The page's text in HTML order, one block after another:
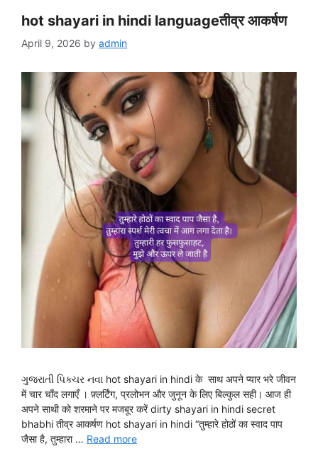
hot shayari in hindi languageतीव्र आकर्षण
April 9, 2026 by admin
ગુજરાતી પિક્ચર નવા hot shayari in hindi के साथ अपने प्यार भरे जीवन
में चार चाँद लगाएँ । फ़्लर्टिंग, प्रलोभन और जुनून के लिए बिल्कुल सही। आज ही
अपने साथी को शरमाने पर मजबूर करें dirty shayari in hindi secret
bhabhi तीव्र आकर्षण hot shayari in hindi “तुम्हारे होठों का स्वाद पाप
जैसा है, तुम्हारा … Read more